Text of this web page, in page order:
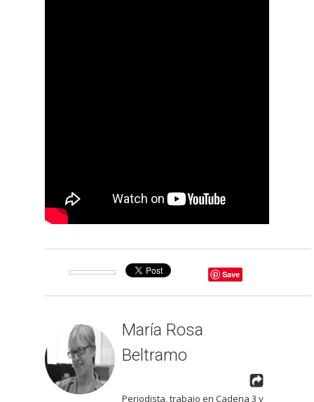
Save
María Rosa
Beltramo
Periodista, trabajo en Cadena 3 y